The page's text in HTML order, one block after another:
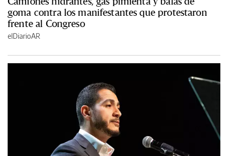
goma contra los manifestantes que protestaron
frente al Congreso
elDiarioAR